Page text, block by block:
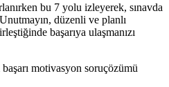
bu 7 yolu izleyerek, sınavda
Unutmayın, düzenli ve planlı
başarıya ulaşmanızı
motivasyon soruçözümü